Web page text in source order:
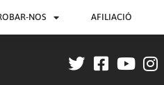
NOS AFILIACIÓ